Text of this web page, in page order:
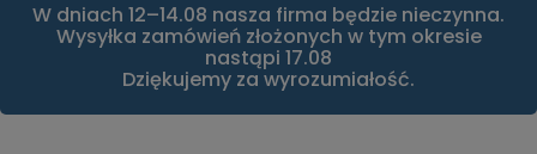
W dniach 12–14.08 nasza firma będzie nieczynna.
Wysyłka zamówień złożonych w tym okresie
nastąpi 17.08
Dziękujemy za wyrozumiałość.